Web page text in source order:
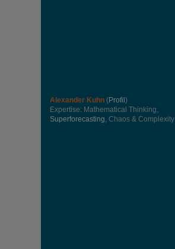
Alexander Kuhn (Profil )
Expertise: Mathematical Thinking,
Superforecasting, Chaos & Complexity